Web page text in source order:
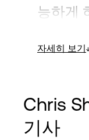
능하게
력을 제
자세히 보기
Chris
기사